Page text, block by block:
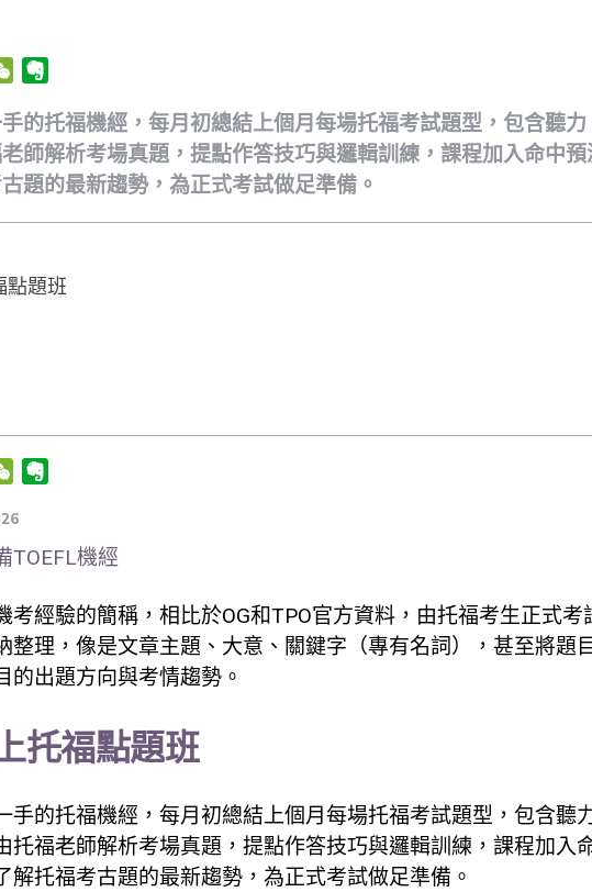
WeChat
的托福機經，每月初總結上個月每場托福考試題型，包含聽
師解析考場真題，提點作答技巧與邏輯訓練，課程加入命中
題的最新趨勢，為正式考試做足準備。
點題班
WeChat
TOEFL機經
考經驗的簡稱，相比於OG和TPO官方資料，由托福考生正式
整理，像是文章主題、大意、關鍵字（專有名詞），甚至將題
的出題方向與考情趨勢。
托福點題班
手的托福機經，每月初總結上個月每場托福考試題型，包含聽
托福老師解析考場真題，提點作答技巧與邏輯訓練，課程加入
解托福考古題的最新趨勢，為正式考試做足準備。